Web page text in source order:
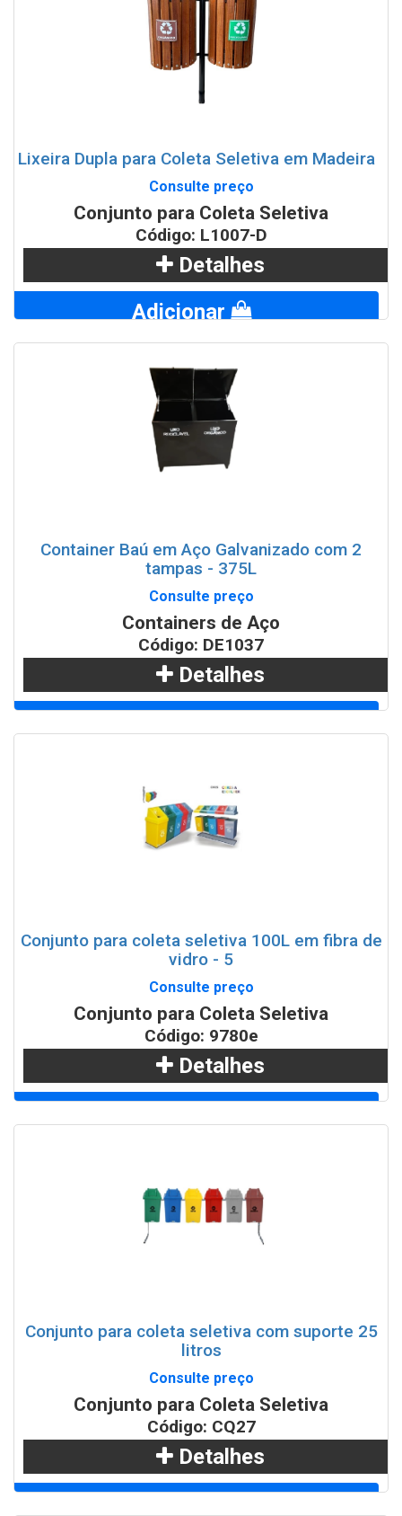
Lixeira Dupla para Coleta Seletiva em Madeira
Consulte preço
Conjunto para Coleta Seletiva
Código: L1007-D
Detalhes
Adicionar
Container Baú em Aço Galvanizado com 2
tampas - 375L
Consulte preço
Containers de Aço
Código: DE1037
Detalhes
Conjunto para coleta seletiva 100L em fibra de
vidro - 5
Consulte preço
Conjunto para Coleta Seletiva
Código: 9780e
Detalhes
Conjunto para coleta seletiva com suporte 25
litros
Consulte preço
Conjunto para Coleta Seletiva
Código: CQ27
Detalhes